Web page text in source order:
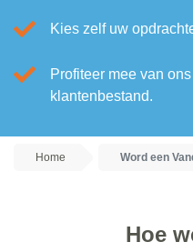
Kies zelf uw
Profiteer mee van
klantenbestand.
Home Word een
Hoe